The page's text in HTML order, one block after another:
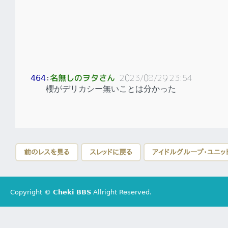
464：名無しのヲタさん 2023/08/29 23:54
櫻がデリカシー無いことは分かった
前のレスを見る スレッドに戻る アイドルグループ・ユニ
Copyright © Cheki BBS Allright Reserved.